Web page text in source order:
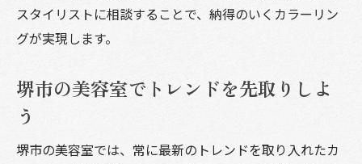
スタイリストに相談することで、納得のいくカラーリン
グが実現します。
堺市の美容室でトレンドを先取りしよ
う
堺市の美容室では、常に最新のトレンドを取り入れたカ